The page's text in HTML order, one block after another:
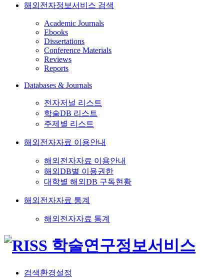
해외전자정보서비스 검색
Academic Journals
Ebooks
Dissertations
Conference Materials
Reviews
Reports
Databases & Journals
전자저널 리스트
학술DB 리스트
주제별 리스트
해외전자자료 이용안내
해외전자자료 이용안내
해외DB별 이용권한
대학별 해외DB 구독현황
해외전자자료 통계
해외전자자료 통계
검색환경설정